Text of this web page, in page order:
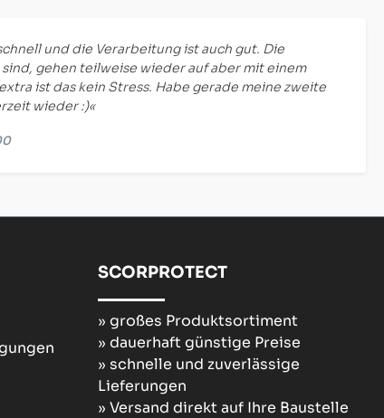
und die Verarbeitung ist auch gut. Die
gehen teilweise wieder auf aber mit einem
ist das kein Stress. Habe gerade meine zweite
wieder :)«
SCORPROTECT
» großes Produktsortiment
» dauerhaft günstige Preise
» schnelle und zuverlässige
Lieferungen
» Versand direkt auf Ihre Baustelle